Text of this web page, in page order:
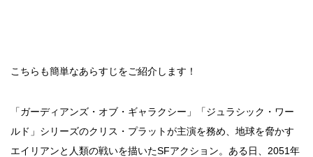
こちらも簡単なあらすじをご紹介します！
「ガーディアンズ・オブ・ギャラクシー」「ジュラシック・ワー
ルド」シリーズのクリス・プラットが主演を務め、地球を脅かす
エイリアンと人類の戦いを描いたSFアクション。ある日、2051年